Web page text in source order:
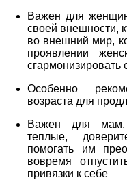
Важен для женщин
своей внешности,
во внешний мир,
проявлении
сгармонизировать
Особенно
возраста для
Важен для мам,
теплые,
помогать им
вовремя
привязки к себе